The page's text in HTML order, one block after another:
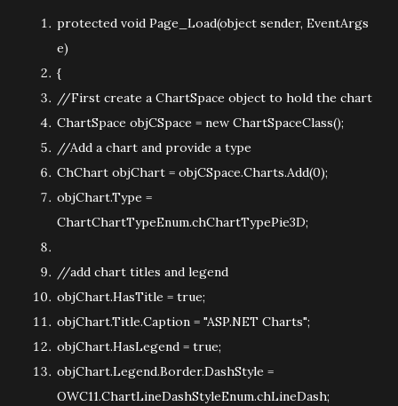
protected void Page_Load(object sender, EventArgs
e)
{
//First create a ChartSpace object to hold the chart
ChartSpace objCSpace = new ChartSpaceClass();
//Add a chart and provide a type
ChChart objChart = objCSpace.Charts.Add(0);
objChart.Type =
ChartChartTypeEnum.chChartTypePie3D;
//add chart titles and legend
objChart.HasTitle = true;
objChart.Title.Caption = "ASP.NET Charts";
objChart.HasLegend = true;
objChart.Legend.Border.DashStyle =
OWC11.ChartLineDashStyleEnum.chLineDash;